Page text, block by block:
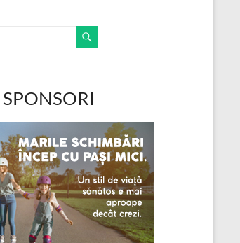
SPONSORI